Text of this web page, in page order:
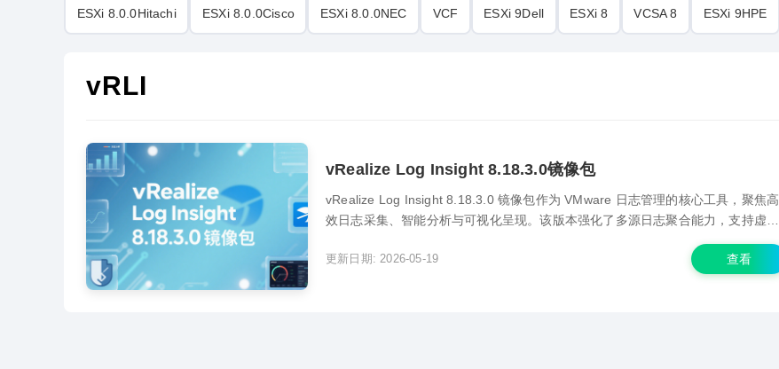
ESXi 8.0.0Hitachi ESXi 8.0.0Cisco ESXi 8.0.0NEC VCF ESXi 9Dell ESXi 8 VCSA 8 ESXi 9HPE
vRLI‌
vRealize Log Insight 8.18.3.0镜像包
vRealize Log Insight 8.18.3.0 镜像包作为 VMware 日志管理的核心工具，聚焦高
效日志采集、智能分析与可视化呈现。该版本强化了多源日志聚合能力，支持虚拟
识别潜在故障并生成告警。本文将拆解其部...
更新日期: 2026-05-19 查看